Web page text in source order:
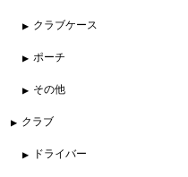
クラブケース
ポーチ
その他
クラブ
ドライバー